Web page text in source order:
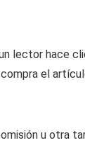
lector hace
el
u otra